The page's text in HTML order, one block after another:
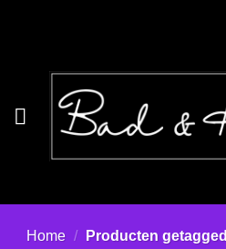
Home / Producten